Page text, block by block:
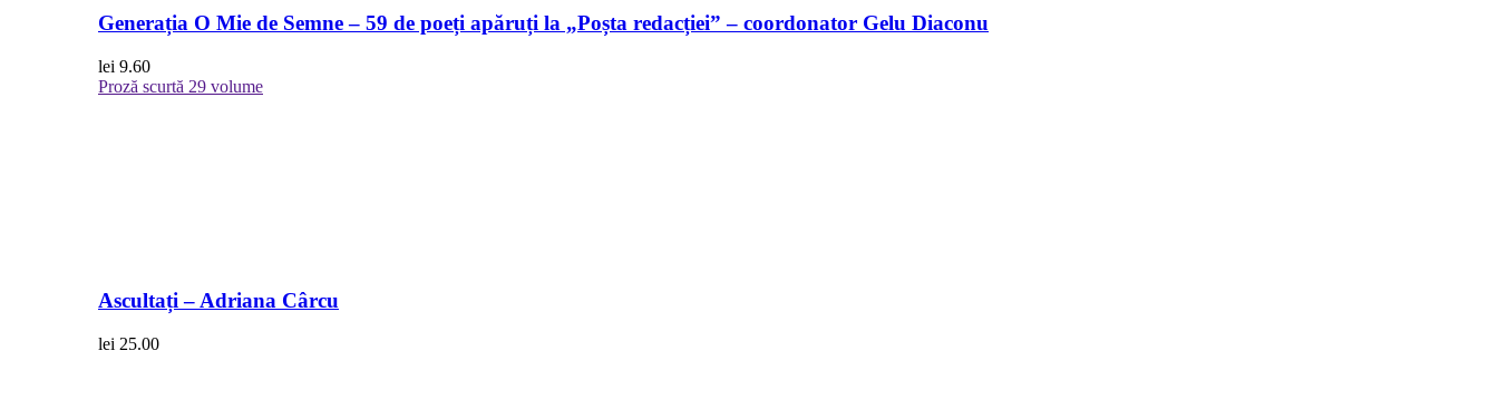
Generația O Mie de Semne – 59 de poeți apăruți la „Poșta redacției” – coordonator Gelu Diaconu
lei 9.60
Proză scurtă 29 volume
Ascultați – Adriana Cârcu
lei 25.00